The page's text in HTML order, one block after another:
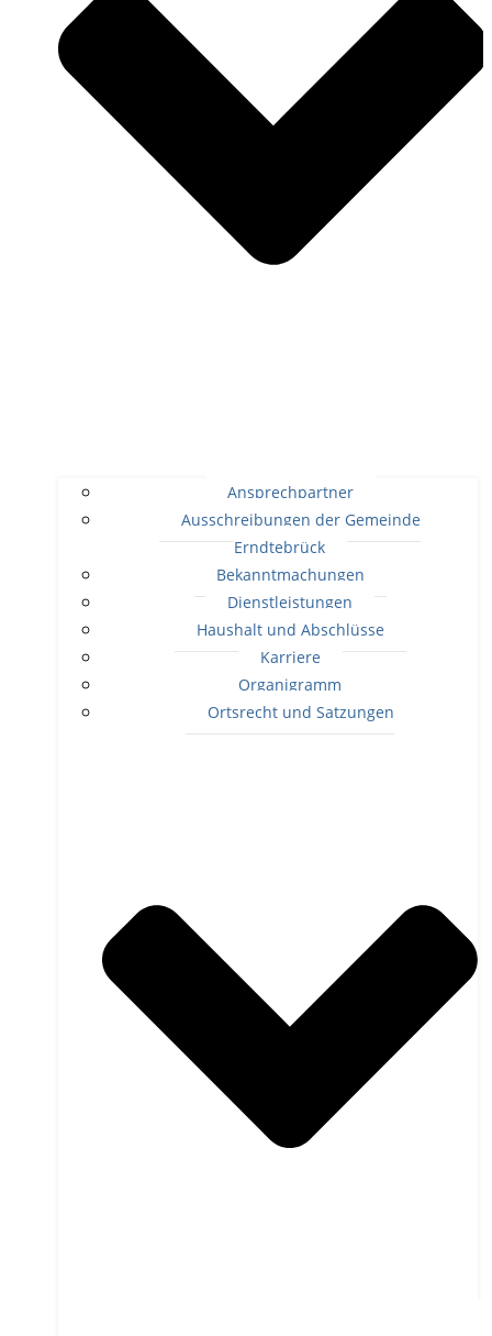
Ansprechpartner
Ausschreibungen der Gemeinde
Erndtebrück
Bekanntmachungen
Dienstleistungen
Haushalt und Abschlüsse
Karriere
Organigramm
Ortsrecht und Satzungen